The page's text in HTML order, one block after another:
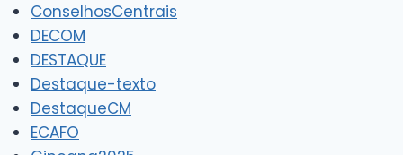
ConselhosCentrais
DECOM
DESTAQUE
Destaque-texto
DestaqueCM
ECAFO